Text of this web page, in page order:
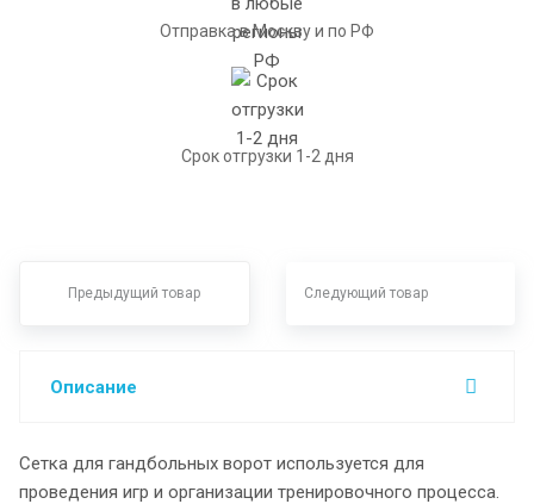
Отправка в Москву и по РФ
Срок отгрузки 1-2 дня
Предыдущий товар Следующий товар
Описание
Сетка для гандбольных ворот используется для
проведения игр и организации тренировочного процесса.